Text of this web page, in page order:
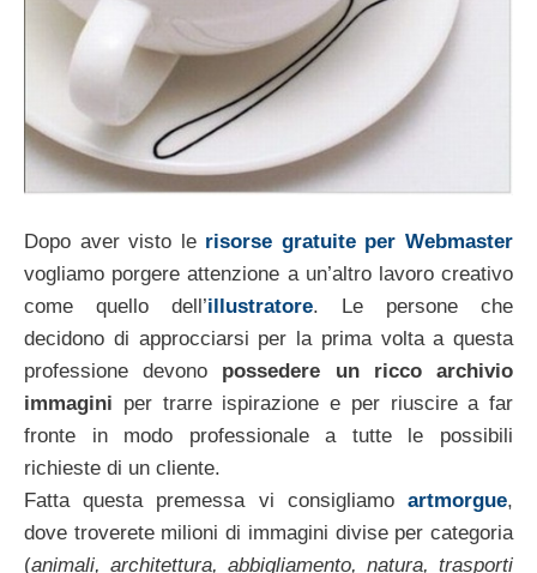
Dopo aver visto le risorse gratuite per Webmaster
vogliamo porgere attenzione a un’altro lavoro creativo
come quello dell’illustratore. Le persone che
decidono di approcciarsi per la prima volta a questa
professione devono possedere un ricco archivio
immagini per trarre ispirazione e per riuscire a far
fronte in modo professionale a tutte le possibili
richieste di un cliente.
Fatta questa premessa vi consigliamo artmorgue,
dove troverete milioni di immagini divise per categoria
(animali, architettura, abbigliamento, natura, trasporti